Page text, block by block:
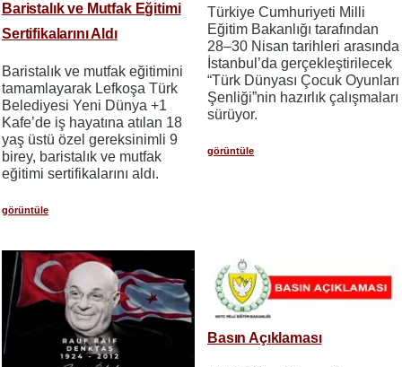
Baristalık ve Mutfak Eğitimi
Sertifikalarını Aldı
Baristalık ve mutfak eğitimini
tamamlayarak Lefkoşa Türk
Belediyesi Yeni Dünya +1
Kafe’de iş hayatına atılan 18
yaş üstü özel gereksinimli 9
birey, baristalık ve mutfak
eğitimi sertifikalarını aldı.
görüntüle
Türkiye Cumhuriyeti Milli
Eğitim Bakanlığı tarafından
28–30 Nisan tarihleri arasında
İstanbul’da gerçekleştirilecek
“Türk Dünyası Çocuk Oyunları
Şenliği”nin hazırlık çalışmaları
sürüyor.
görüntüle
Basın Açıklaması